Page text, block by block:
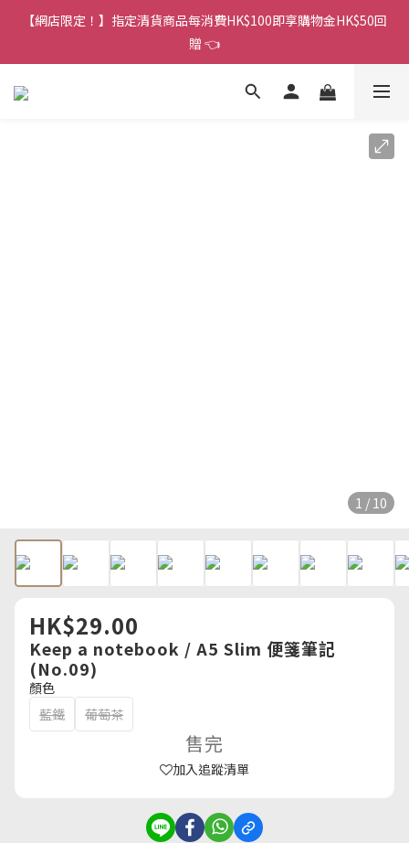
香港訂單金額滿HK$150包平郵｜滿HK$299包易寄取｜滿HK$499
包順豐／京東
【網店限定！】指定清貨商品每消費HK$100即享購物金HK$50回
贈 👈
香港訂單金額滿HK$150包平郵｜滿HK$299包易寄取｜滿HK$499
1 / 10
HK$29.00
Keep a notebook / A5 Slim 便箋筆記
(No.09)
顏色
藍鐵
葡萄茶
售完
加入追蹤清單